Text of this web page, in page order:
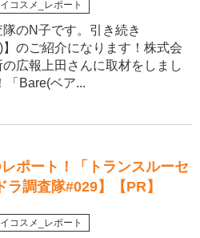
コスメ_レポート
のN子です。引き続き
】のご紹介になります！株式会
広報上田さんに取材をしまし
「Bare(ベア...
ポート！「トランスルーセ
調査隊#029】【PR】
コスメ_レポート